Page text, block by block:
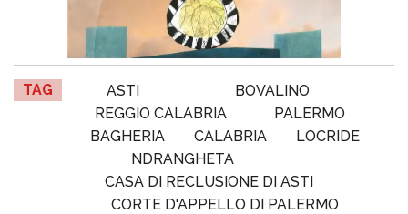
TAG ASTI
BOVALINO
REGGIO CALABRIA
PALERMO
BAGHERIA
CALABRIA
LOCRIDE
NDRANGHETA
CASA DI RECLUSIONE DI ASTI
CORTE D'APPELLO DI PALERMO